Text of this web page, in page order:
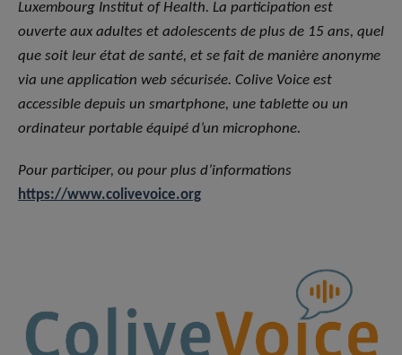
Luxembourg Institut of Health. La participation est
ouverte aux adultes et adolescents de plus de 15 ans, quel
que soit leur état de santé, et se fait de manière anonyme
via une application web sécurisée. Colive Voice est
accessible depuis un smartphone, une tablette ou un
ordinateur portable équipé d’un microphone.
Pour participer, ou pour plus d’informations
https://www.colivevoice.org